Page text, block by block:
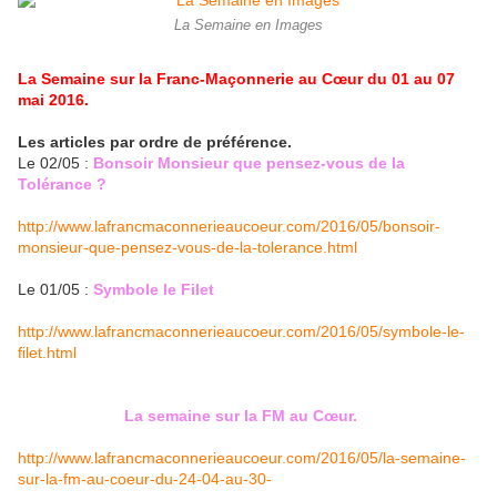
La Semaine en Images
La Semaine sur la Franc-Maçonnerie au Cœur du 01 au 07
mai 2016.
Les articles par ordre de préférence.
Le 02/05 : Bonsoir Monsieur que pensez-vous de la
Tolérance ?
http://www.lafrancmaconnerieaucoeur.com/2016/05/bonsoir-
monsieur-que-pensez-vous-de-la-tolerance.html
Le 01/05 : Symbole le Filet
http://www.lafrancmaconnerieaucoeur.com/2016/05/symbole-le-
filet.html
La semaine sur la FM au Cœur.
http://www.lafrancmaconnerieaucoeur.com/2016/05/la-semaine-
sur-la-fm-au-coeur-du-24-04-au-30-